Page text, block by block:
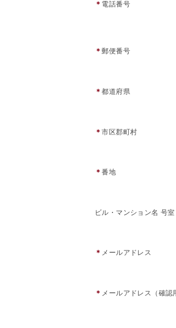
＊ 電話番号
＊郵便番号
＊都道府県
＊市区郡町村
＊番地
ビル・マンション名 号室
＊ メールアドレス
＊ メールアドレス（確認